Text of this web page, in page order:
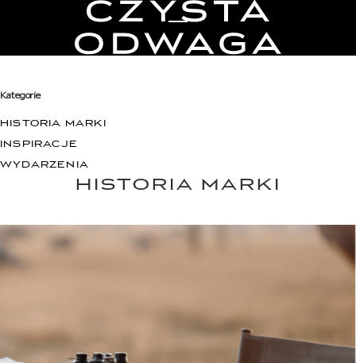
Toggle Menu
Kategorie
HISTORIA MARKI
INSPIRACJE
WYDARZENIA
HISTORIA MARKI